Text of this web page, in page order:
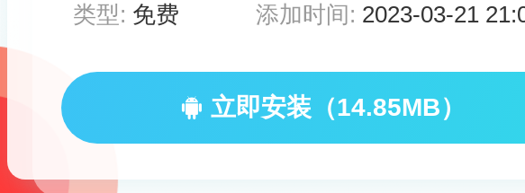
类型: 免费 添加时间: 2023-03-21
立即安装（14.85MB）